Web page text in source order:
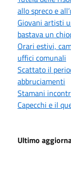
allo spreco e
Giovani artisti
bastava un
Orari estivi,
uffici comunali
Scattato il
abbruciamenti
Stamani
Capecchi e il
Ultimo